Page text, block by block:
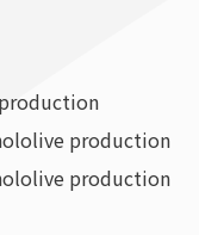
production
production